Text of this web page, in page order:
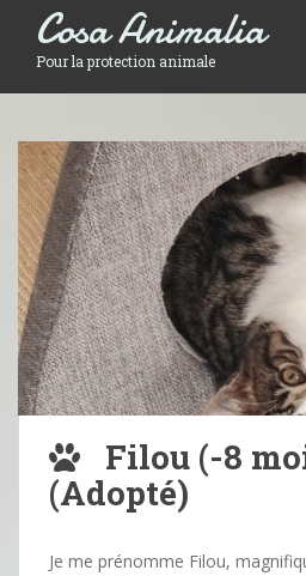
Cosa Animalia
Pour la protection animale
Filou (-8
(Adopté)
Je me prénomme Filou,